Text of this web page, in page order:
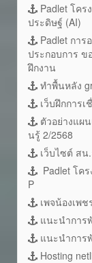
Padlet โค
ประดิษฐ์ (AI)
Padlet กา
ประกอบการ ข
ฝึกงาน
ทำพื้นหลัง
เว็บฝึกการ
ตัวอย่างแผ
นรู้ 2/2568
เว็บไซต์ สน
Padlet โค
P
เพจน้องเพ
แนะนำการ
แนะนำการ
Hosting